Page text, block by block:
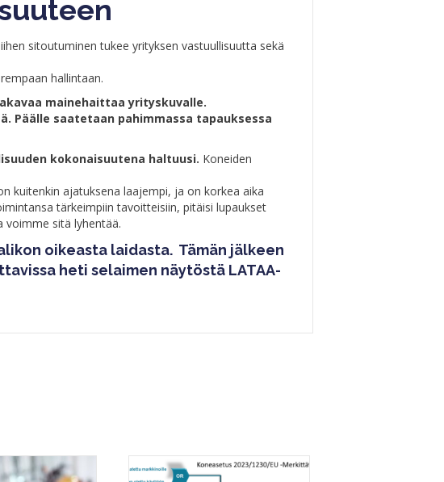
sitoutuminen tukee yrityksen vastuullisuutta sekä
hallintaan.
mainehaittaa yrityskuvalle.
Päälle saatetaan pahimmassa tapauksessa
kokonaisuutena haltuusi. Koneiden
kuitenkin ajatuksena laajempi, ja on korkea aika
tärkeimpiin tavoitteisiin, pitäisi lupaukset
voimme sitä lyhentää.
oikeasta laidasta. Tämän jälkeen
heti selaimen näytöstä LATAA-